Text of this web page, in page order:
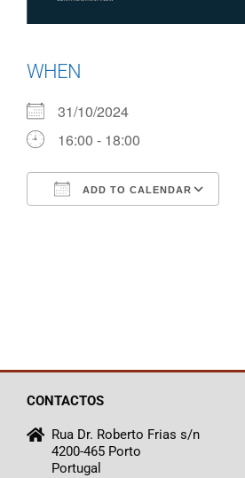
WHEN
31/10/2024
16:00 - 18:00
ADD TO CALENDAR
CONTACTOS
Rua Dr. Roberto Frias s/n
4200-465 Porto
Portugal